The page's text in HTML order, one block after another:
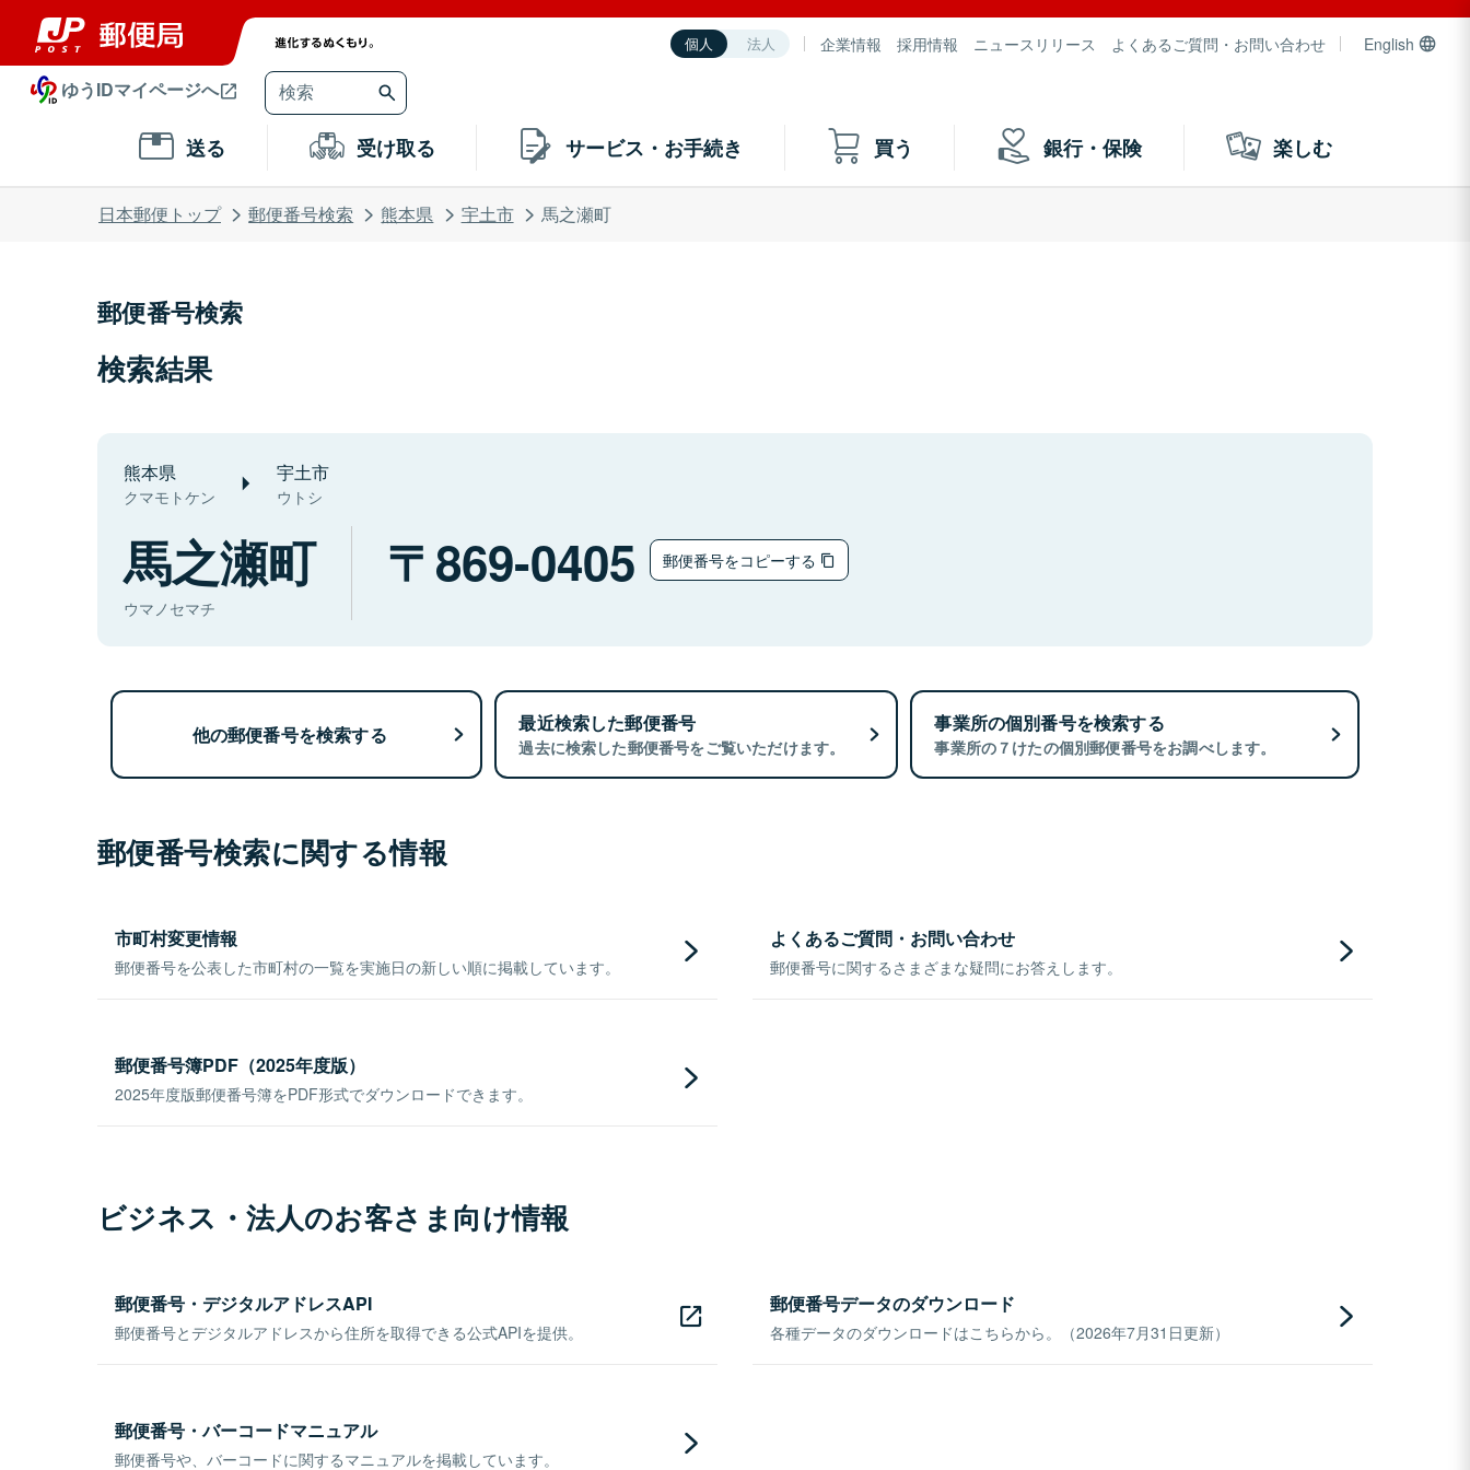
個人 法人 企業情報 採用情報 ニュースリリース よくあるご質問・お問い合わせ English
ゆうIDマイページへ
送る 受け取る サービス・お手続き 買う 銀行・保険 楽しむ
日本郵便トップ 郵便番号検索 熊本県 宇土市 馬之瀬町
郵便番号検索
検索結果
熊本県
クマモトケン
宇土市
ウトシ
馬之瀬町
ウマノセマチ
869-0405 郵便番号をコピーする
他の郵便番号を検索する 最近検索した郵便番号
過去に検索した郵便番号をご覧いただけます。
事業所の個別番号を検索する
事業所の７けたの個別郵便番号をお調べします。
郵便番号検索に関する情報
市町村変更情報
郵便番号を公表した市町村の一覧を実施日の新しい順に掲載しています。
よくあるご質問・お問い合わせ
郵便番号に関するさまざまな疑問にお答えします。
郵便番号簿PDF（2025年度版）
2025年度版郵便番号簿をPDF形式でダウンロードできます。
ビジネス・法人のお客さま向け情報
郵便番号・デジタルアドレスAPI
郵便番号とデジタルアドレスから住所を取得できる公式APIを提供。
郵便番号データのダウンロード
各種データのダウンロードはこちらから。（2026年7月31日更新）
郵便番号・バーコードマニュアル
郵便番号や、バーコードに関するマニュアルを掲載しています。